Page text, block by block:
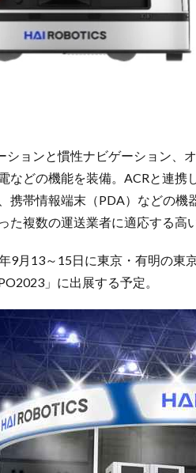
ションと慣性ナビゲーション、
などの機能を装備。ACRと連
携帯情報端末（PDA）などの機
た複数の運送業者に適応する高
年9月13～15日に東京・有明の
」に出展する予定。